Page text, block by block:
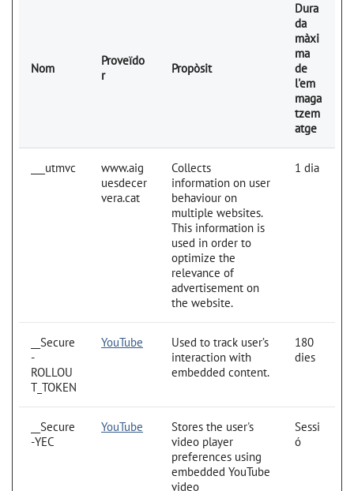
Nom
Proveïdo
r
Propòsit
Dura
da
màxi
ma
de
l'em
maga
tzem
atge
___utmvc
www.aig
uesdecer
vera.cat
Collects
information on user
behaviour on
multiple websites.
This information is
used in order to
optimize the
relevance of
advertisement on
the website.
1 dia
__Secure
-
ROLLOU
T_TOKEN
YouTube
Used to track user’s
interaction with
embedded content.
180
dies
__Secure
-YEC
YouTube
Stores the user's
video player
preferences using
embedded YouTube
video
Sessi
ó